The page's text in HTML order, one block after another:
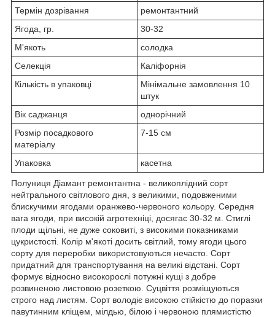
Термін дозрівання
ремонтантний
Ягода, гр.
30-32
М'якоть
солодка
Селекція
Каліфорнія
Кількість в упаковці
Мінімальне замовлення 10
штук
Вік саджанця
однорічний
Розмір посадкового
матеріалу
7-15 см
Упаковка касетна
Полуниця Діамант ремонтантна - великоплідний сорт
нейтрального світлового дня, з великими, подовженими
блискучими ягодами оранжево-червоного кольору. Середня
вага ягоди, при високій агротехніці, досягає 30-32 м. Стиглі
плоди щільні, не дуже соковиті, з високими показниками
цукристості. Колір м'якоті досить світлий, тому ягоди цього
сорту для переробки використовуються нечасто. Сорт
придатний для транспортування на великі відстані. Сорт
формує відносно високорослі потужні кущі з добре
розвиненою листовою розеткою. Суцвіття розміщуються
строго над листям. Сорт володіє високою стійкістю до поразки
павутинним кліщем, мілдью, білою і червоною плямистістю